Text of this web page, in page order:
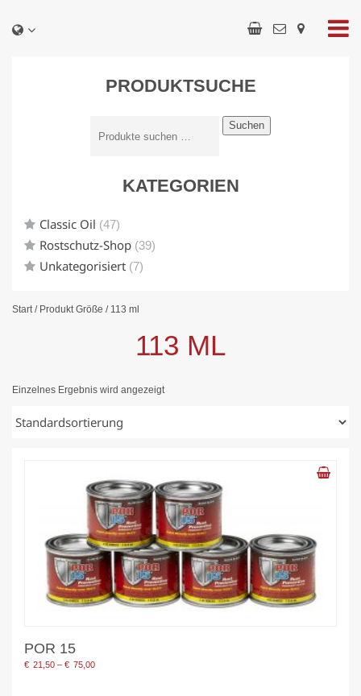
PRODUKTSUCHE
Suchen
KATEGORIEN
Classic Oil (47)
Rostschutz-Shop (39)
Unkategorisiert (7)
Start/ Produkt Größe / 113 ml
113 ML
Einzelnes Ergebnis wird angezeigt
POR 15
€ 21,50 – € 75,00Preisspanne: